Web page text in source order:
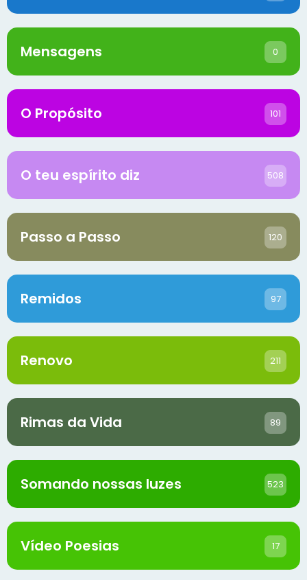
Mensagens 0
O Propósito 101
O teu espírito diz 508
Passo a Passo 120
Remidos 97
Renovo 211
Rimas da Vida 89
Somando nossas luzes 523
Vídeo Poesias 17